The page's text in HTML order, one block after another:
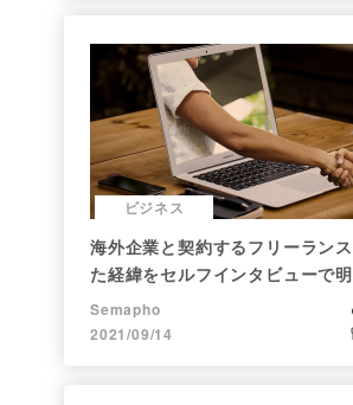
ビジネス
海外企業と契約するフリーラン
た経緯をセルフインタビューで明
Semapho
2021/09/14